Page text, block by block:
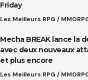
Friday
Les Meilleurs RPG /
Mecha BREAK lance la
avec deux nouveaux
et plus encore
Les Meilleurs RPG /